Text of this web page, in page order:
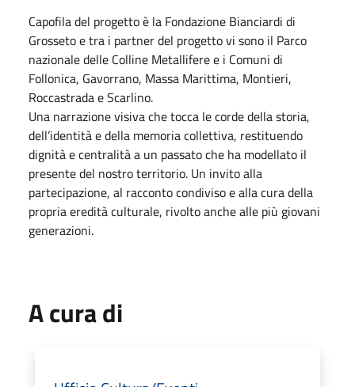
Capofila del progetto è la Fondazione Bianciardi di
Grosseto e tra i partner del progetto vi sono il Parco
nazionale delle Colline Metallifere e i Comuni di
Follonica, Gavorrano, Massa Marittima, Montieri,
Roccastrada e Scarlino.
Una narrazione visiva che tocca le corde della storia,
dell’identità e della memoria collettiva, restituendo
dignità e centralità a un passato che ha modellato il
presente del nostro territorio. Un invito alla
partecipazione, al racconto condiviso e alla cura della
propria eredità culturale, rivolto anche alle più giovani
generazioni.
A cura di